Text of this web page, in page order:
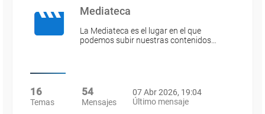
Mediateca
La Mediateca es el lugar en el que
podemos subir nuestras contenidos…
16
Temas
54
Mensajes
07 Abr 2026, 19:04
Último mensaje